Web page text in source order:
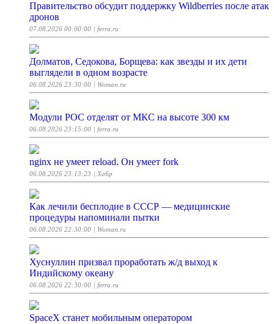
Правительство обсудит поддержку Wildberries после атак
дронов
07.08.2026 00:00:00 | ferra.ru
Долматов, Седокова, Борщева: как звезды и их дети
выглядели в одном возрасте
06.08.2026 23:30:00 | Woman.ru
Модули РОС отделят от МКС на высоте 300 км
06.08.2026 23:15:00 | ferra.ru
nginx не умеет reload. Он умеет fork
06.08.2026 23:13:23 | Хабр
Как лечили бесплодие в СССР — медицинские
процедуры напоминали пытки
06.08.2026 22:30:00 | Woman.ru
Хуснуллин призвал проработать ж/д выход к
Индийскому океану
06.08.2026 22:30:00 | ferra.ru
SpaceX станет мобильным оператором